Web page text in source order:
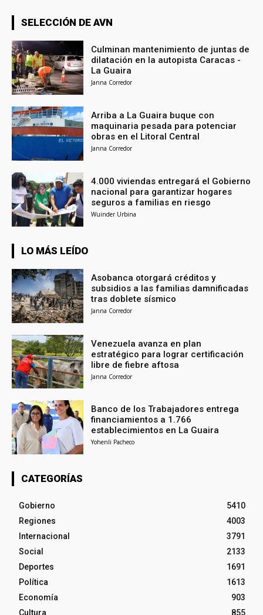
SELECCIÓN DE AVN
Culminan mantenimiento de juntas de
dilatación en la autopista Caracas -
La Guaira
Janna Corredor
Arriba a La Guaira buque con
maquinaria pesada para potenciar
obras en el Litoral Central
Janna Corredor
4.000 viviendas entregará el Gobierno
nacional para garantizar hogares
seguros a familias en riesgo
Wuinder Urbina
LO MÁS LEÍDO
Asobanca otorgará créditos y
subsidios a las familias damnificadas
tras doblete sísmico
Janna Corredor
Venezuela avanza en plan
estratégico para lograr certificación
libre de fiebre aftosa
Janna Corredor
Banco de los Trabajadores entrega
financiamientos a 1.766
establecimientos en La Guaira
Yohenli Pacheco
CATEGORÍAS
Gobierno
5410
Regiones
4003
Internacional
3791
Social
2133
Deportes
1691
Política
1613
Economía
903
Cultura
855